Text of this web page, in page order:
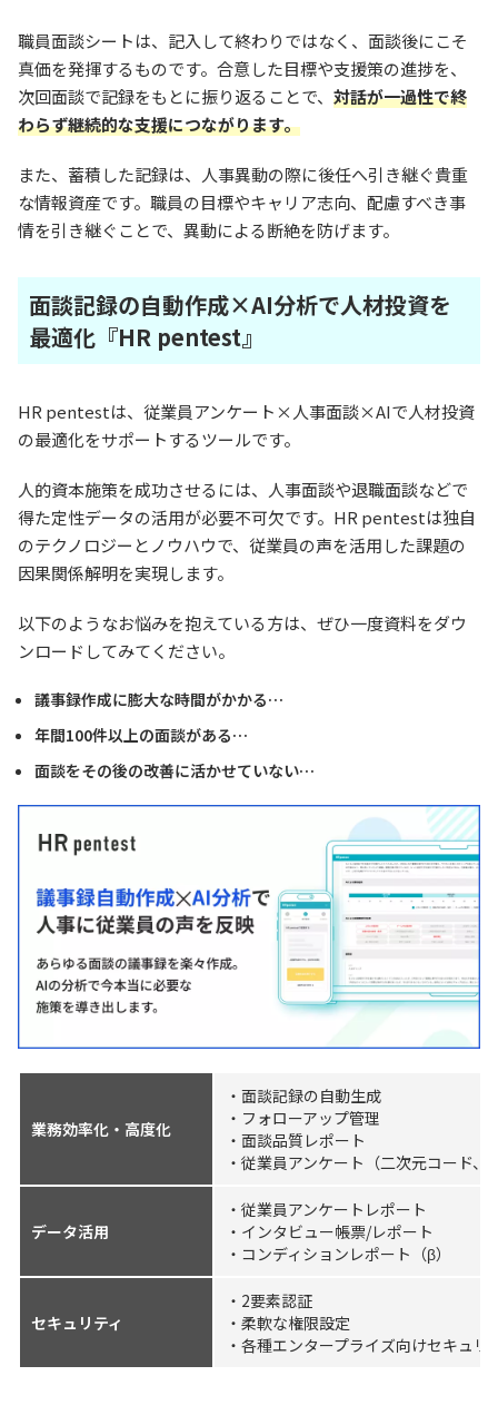
職員面談シートは、記入して終わりではなく、面談後にこそ
真価を発揮するものです。合意した目標や支援策の進捗を、
次回面談で記録をもとに振り返ることで、 対話が一過性で終
わらず継続的な支援につながります。
また、蓄積した記録は、人事異動の際に後任へ引き継ぐ貴重
な情報資産です。職員の目標やキャリア志向、配慮すべき事
情を引き継ぐことで、異動による断絶を防げます。
面談記録の自動作成×AI分析で人材投資を
最適化『HR pentest』
HR pentestは、従業員アンケート×人事面談×AIで人材投資
の最適化をサポートするツールです。
人的資本施策を成功させるには、人事面談や退職面談などで
得た定性データの活用が必要不可欠です。HR pentestは独自
のテクノロジーとノウハウで、従業員の声を活用した課題の
因果関係解明を実現します。
以下のようなお悩みを抱えている方は、ぜひ一度資料をダウ
ンロードしてみてください。
議事録作成に膨大な時間がかかる…
年間100件以上の面談がある…
面談をその後の改善に活かせていない…
業務効率化・高度化
・面談記録の自動生成
・フォローアップ管理
・面談品質レポート
・従業員アンケート（二次元コード、
データ活用
・従業員アンケートレポート
・インタビュー帳票/レポート
・コンディションレポート（β）
セキュリティ
・2要素認証
・柔軟な権限設定
・各種エンタープライズ向けセキュリ